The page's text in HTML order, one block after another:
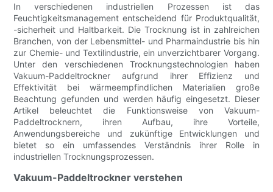
In verschiedenen industriellen Prozessen ist das
Feuchtigkeitsmanagement entscheidend für Produktqualität,
-sicherheit und Haltbarkeit. Die Trocknung ist in zahlreichen
Branchen, von der Lebensmittel- und Pharmaindustrie bis hin
zur Chemie- und Textilindustrie, ein unverzichtbarer Vorgang.
Unter den verschiedenen Trocknungstechnologien haben
Vakuum-Paddeltrockner aufgrund ihrer Effizienz und
Effektivität bei wärmeempfindlichen Materialien große
Beachtung gefunden und werden häufig eingesetzt. Dieser
Artikel beleuchtet die Funktionsweise von Vakuum-
Paddeltrocknern, ihren Aufbau, ihre Vorteile,
Anwendungsbereiche und zukünftige Entwicklungen und
bietet so ein umfassendes Verständnis ihrer Rolle in
industriellen Trocknungsprozessen.
Vakuum-Paddeltrockner verstehen